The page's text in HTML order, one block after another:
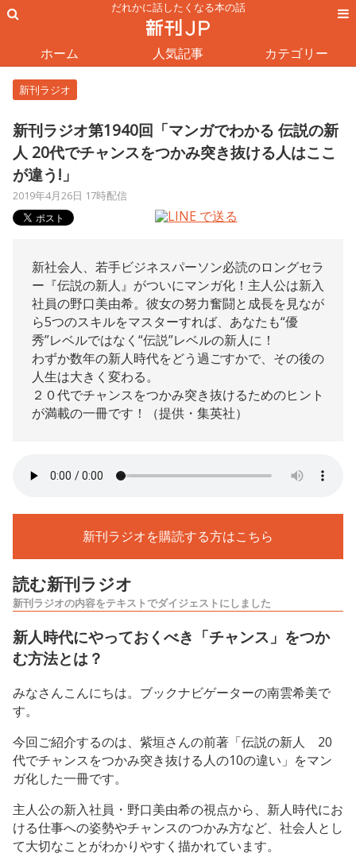
だれかに話したくなる本の話
ホーム 人気記事 カテゴリー
新刊ラジオ
新刊ラジオ第1940回「マンガでわかる 伝説の新
人 20代でチャンスをつかみ突き抜ける人はここ
が違う!」
2019年4月26日 17時配信
新社会人、若手ビジネスパーソン必読のロングセラ
ー『伝説の新人』がついにマンガ化！主人公は新入
社員の野口美由希。彼女の努力奮闘と成長を見なが
ら5つのスキルをマスターすれば、あなたも“優
秀”レベルではなく“伝説”レベルの新人に！
わずか数年の新人時代をどう過ごすかで、その後の
人生は大きく変わる。
２０代でチャンスをつかみ突き抜けるためのヒント
が満載の一冊です！（提供・集英社）
新刊ラジオを購読する方はこちら
読む新刊ラジオ
新刊ラジオの内容をテキストでダイジェストにしました
新人時代にやっておくべき「チャンス」をつか
む方法とは？
みなさんこんにちは。ブックナビゲーターの南雲希美で
す。
今回ご紹介するのは、紫垣さんの前著「伝説の新人 20
代でチャンスをつかみ突き抜ける人の10の違い」をマン
ガ化した一冊です。
主人公の新入社員・野口美由希の視点から、新人時代にお
ける仕事への姿勢やチャンスのつかみ方など、社会人とし
て大切なことがわかりやすく描かれています。